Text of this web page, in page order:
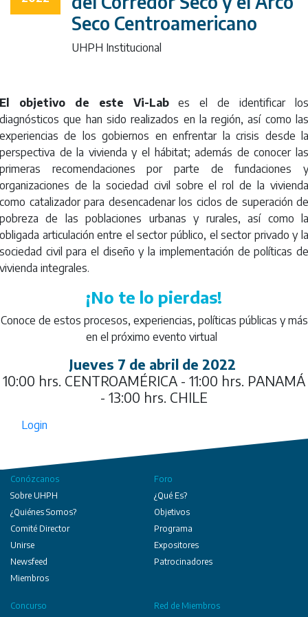
el Arco Seco
Centroamericano
Seco Centroamericano
UHPH Institucional
El objetivo de este Vi-Labes el de identificar
diagnósticos que han sido realizados en la región, así como las
experiencias de los gobiernos en enfrentar la crisis desde la
perspectiva de la vivienda y el hábitat; además de conocer las
primeras recomendaciones por parte de fundaciones y
organizaciones de la sociedad civil sobre el rol de la vivienda
como catalizador para desencadenar los ciclos de superación de
pobreza de las poblaciones urbanas y rurales, así como la
obligada articulación entre el sector público, el sector privado y la
sociedad civil para el diseño y la implementación de políticas de
vivienda integrales.
¡No te lo pierdas!
Conoce de estos procesos, experiencias, políticas públicas y más
en el próximo evento virtual
Jueves 7 de abril de 2022
10:00 hrs. CENTROAMÉRICA - 11:00 hrs. PANAMÁ
- 13:00 hrs. CHILE
Login
Conózcanos
Sobre UHPH
¿Quiénes Somos?
Comité Director
Unirse
Newsfeed
Miembros
Foro
¿Qué Es?
Objetivos
Programa
Expositores
Patrocinadores
Concurso
Red de Miembros